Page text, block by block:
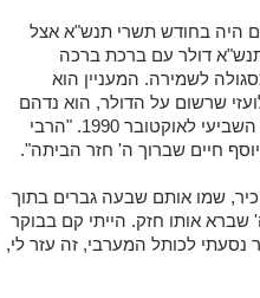
את הקהל כשסיפר שלפני 35 שנים היה בחודש תשרי תנש"א אצל
תנש"א דולר עם ברכת ברכה
לשמירה. המעניין הוא
שרשום על הדולר, הוא נדהם
לגלות שהתאריך בו קיבל את הדולר מהרבי הוא השביעי לאוקטובר 1990. "הרבי
חיים שברוך ה' חזר הביתה".
שמו אותם שבעה גברים בתוך
שברא אותו חזק. הייתי קם בבוקר
נסעתי לכותל המערבי, זה עזר לי,